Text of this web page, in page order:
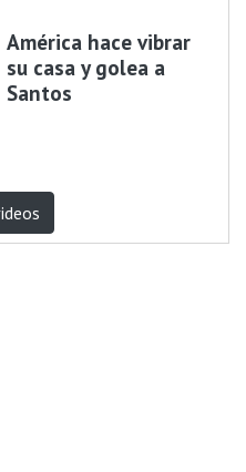
América hace vibrar
su casa y golea a
Santos